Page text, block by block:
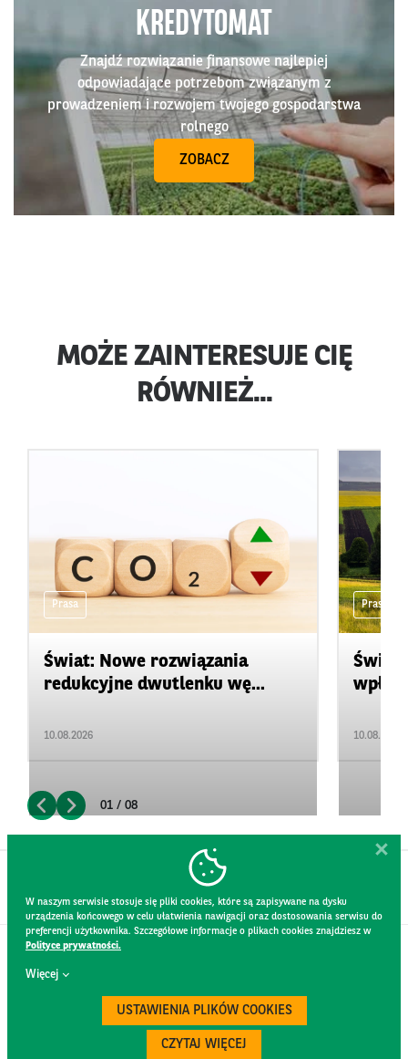
KREDYTOMAT
Znajdź rozwiązanie finansowe najlepiej
odpowiadające potrzebom związanym z
prowadzeniem i rozwojem twojego gospodarstwa
rolnego
ZOBACZ
MOŻE ZAINTERESUJE CIĘ
RÓWNIEŻ...
Prasa
Świat: Nowe rozwiązania
redukcyjne dwutlenku wę...
10.08.2026
Prasa
Świat:
10.08.2026
01 / 08
W naszym serwisie stosuje się pliki cookies, które są zapisywane na dysku
urządzenia końcowego w celu ułatwienia nawigacji oraz dostosowania serwisu do
preferencji użytkownika. Szczegółowe informacje o plikach cookies znajdziesz w
Polityce prywatności.
Więcej
USTAWIENIA PLIKÓW COOKIES
CZYTAJ WIĘCEJ
REGULAMIN STRONY
POLITYKA PRYWATNOŚCI